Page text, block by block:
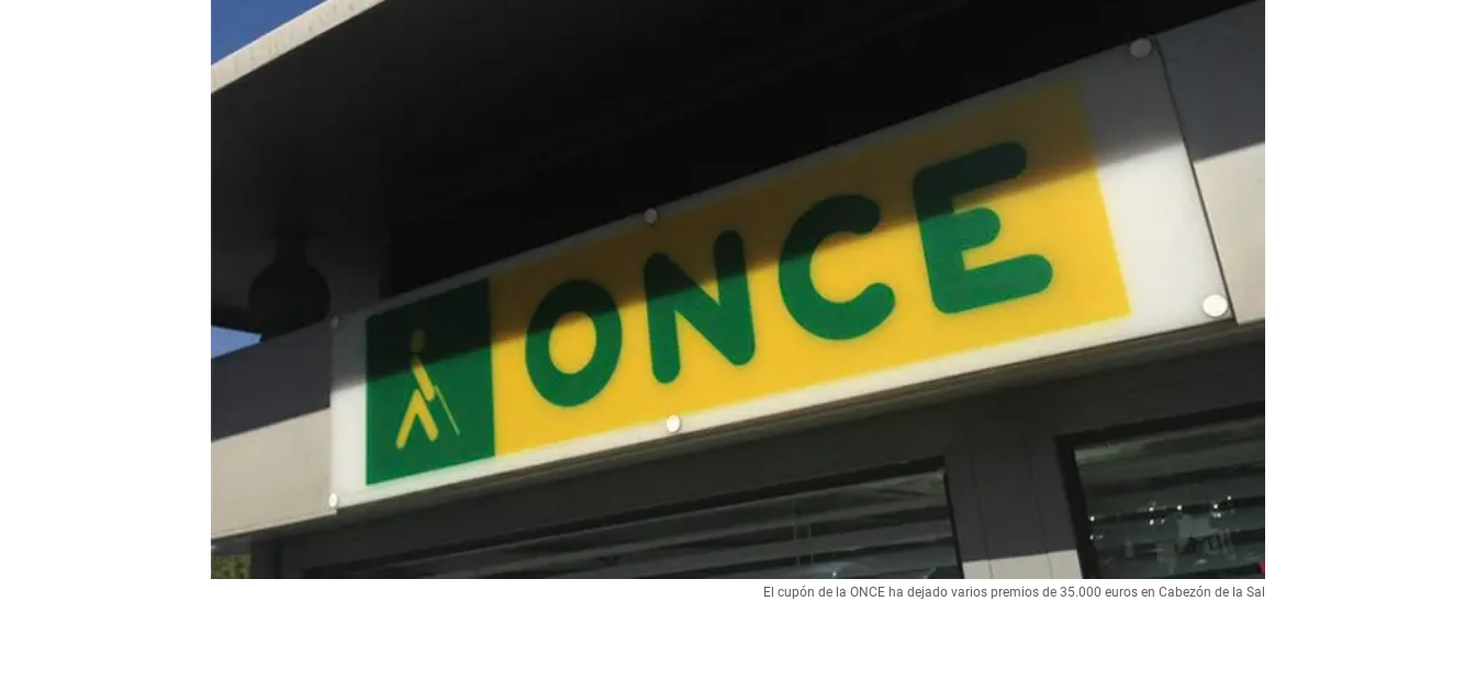
El cupón de la ONCE ha dejado varios premios de 35.000 euros en Cabezón de la Sal